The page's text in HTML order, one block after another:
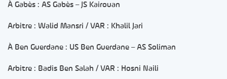
À Gabès : AS Gabès – JS Kairouan
Arbitre : Walid Mansri / VAR : Khalil Jari
À Ben Guerdane : US Ben Guerdane – AS Soliman
Arbitre : Badis Ben Salah / VAR : Hosni Naili